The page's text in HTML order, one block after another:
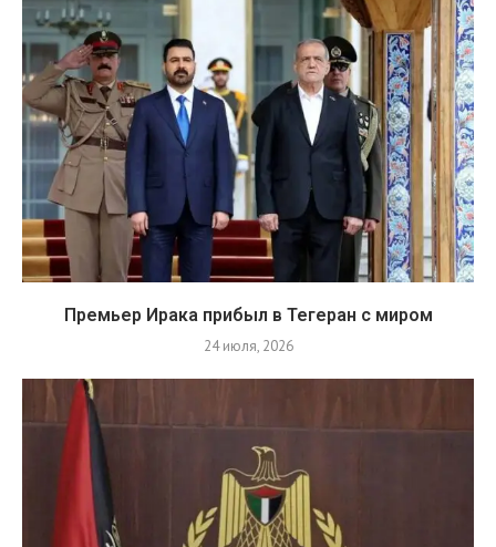
Премьер Ирака прибыл в Тегеран с миром
24 июля, 2026